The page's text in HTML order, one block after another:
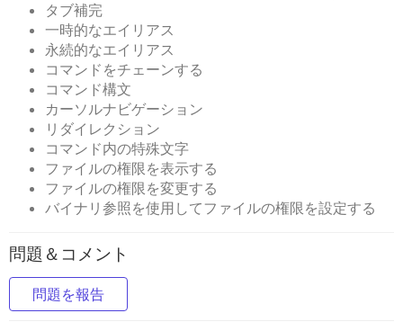
タブ補完
一時的なエイリアス
永続的なエイリアス
コマンドをチェーンする
コマンド構文
カーソルナビゲーション
リダイレクション
コマンド内の特殊文字
ファイルの権限を表示する
ファイルの権限を変更する
バイナリ参照を使用してファイルの権限を設定する
問題＆コメント
問題を報告